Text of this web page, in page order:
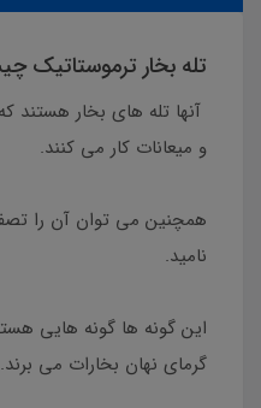
تله بخار ترموستاتیک
آنها تله های بخار هستند
و میعانات کار می کنند.
همچنین می توان آن را
نامید.
این گونه ها گونه هایی
گرمای نهان بخارات می برند.